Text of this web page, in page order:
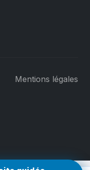
Mentions légales